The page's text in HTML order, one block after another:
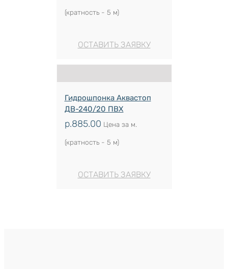
(кратность - 5 м)
ОСТАВИТЬ ЗАЯВКУ
Гидрошпонка Аквастоп
ДВ-240/20 ПВХ
р.885.00 Цена за м.
(кратность - 5 м)
ОСТАВИТЬ ЗАЯВКУ